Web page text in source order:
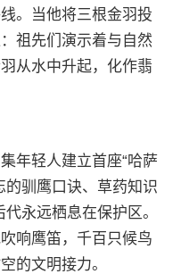
。当他将三根金羽投
祖先们演示着与自然
从水中升起，化作翡
年轻人建立首座“哈萨
的驯鹰口诀、草药知识
永远栖息在保护区。
响鹰笛，千百只候鸟
的文明接力。